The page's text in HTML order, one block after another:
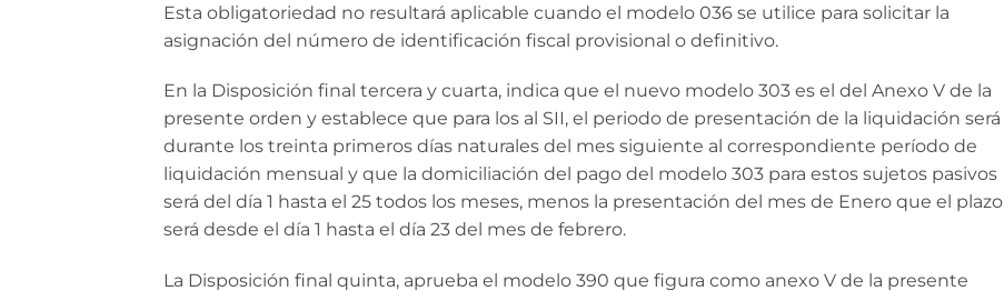
Esta obligatoriedad no resultará aplicable cuando el modelo 036 se utilice para solicitar la
asignación del número de identificación fiscal provisional o definitivo.
En la Disposición final tercera y cuarta, indica que el nuevo modelo 303 es el del Anexo V de la
presente orden y establece que para los al SII, el periodo de presentación de la liquidación será
durante los treinta primeros días naturales del mes siguiente al correspondiente período de
liquidación mensual y que la domiciliación del pago del modelo 303 para estos sujetos pasivos
será del día 1 hasta el 25 todos los meses, menos la presentación del mes de Enero que el plazo
será desde el día 1 hasta el día 23 del mes de febrero.
La Disposición final quinta, aprueba el modelo 390 que figura como anexo V de la presente